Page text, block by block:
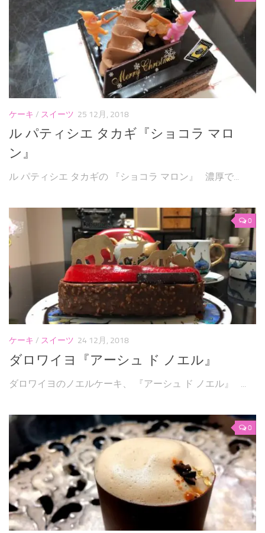
ケーキ / スイーツ 25 12月, 2018
ル パティシエ タカギ『ショコラ マロ
ン』
ル パティシエ タカギの 『ショコラ マロン』 濃厚で...
0
ケーキ / スイーツ 24 12月, 2018
ダロワイヨ『アーシュ ド ノエル』
ダロワイヨのノエルケーキ、 『アーシュ ド ノエル』 ...
0